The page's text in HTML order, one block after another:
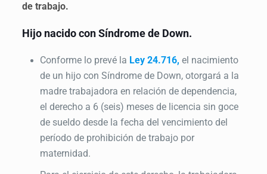
de trabajo.
Hijo nacido con Síndrome de Down.
Conforme lo prevé la Ley 24.716, el nacimiento
de un hijo con Síndrome de Down, otorgará a la
madre trabajadora en relación de dependencia,
el derecho a 6 (seis) meses de licencia sin goce
de sueldo desde la fecha del vencimiento del
período de prohibición de trabajo por
maternidad.